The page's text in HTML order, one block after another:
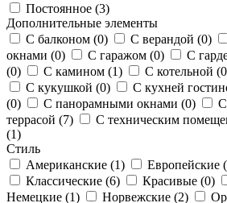
Постоянное (3)
Дополнительные элементы
С балконом (0) С верандой (0)
окнами (0) С гаражом (0)
С
(0) С камином (1) С котельной (0
С кукушкой (0) С кухней
(0) С панорамными окнами (0) С
террасой (7) С техническим
(1)
Стиль
Американские (1) Европейские (
Классические (6) Красивые (0)
Немецкие (1) Норвежские (2)